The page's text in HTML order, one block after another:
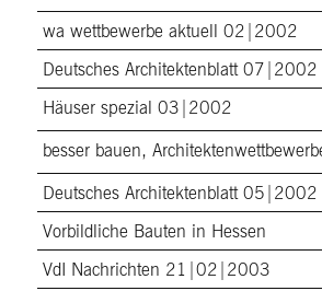
wa wettbewerbe aktuell 02|2002
Deutsches Architektenblatt 07|2002
Häuser spezial 03|2002
besser bauen,
Deutsches Architektenblatt 05|2002
Vorbildliche Bauten in Hessen
VdI Nachrichten 21|02|2003